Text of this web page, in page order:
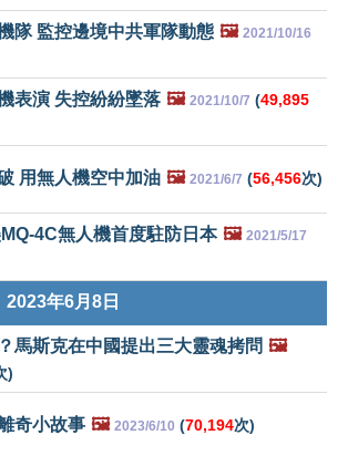
隊 監控邊境中共軍隊動態 🖼️ 2021/10/16
表演 失控紛紛墜落 🖼️ 2021/10/7 (49,895
用無人機空中加油 🖼️ 2021/6/7 (56,456次)
4C無人機首度駐防日本 🖼️ 2021/5/17
2023年6月8日
馬斯克在中國提出三大靈魂拷問 🖼️
)
奇小故事 🖼️ 2023/6/10 (70,194次)